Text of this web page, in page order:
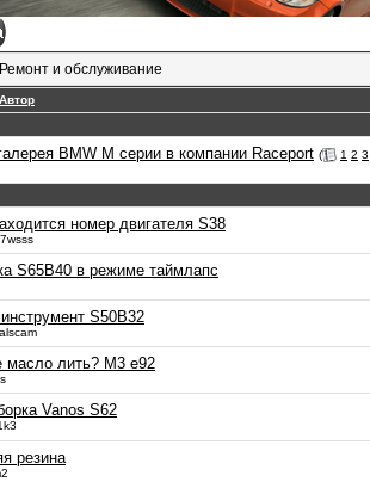
и обслуживание
Автор
BMW M серии в компании Raceport ( 1 2 3
номер двигателя S38
S65B40 в режиме таймлапс
S50B32
масло лить? M3 e92
Vanos S62
резина